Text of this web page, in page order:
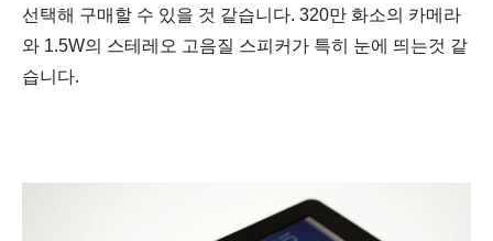
선택해 구매할 수 있을 것 같습니다. 320만 화소의 카메라
와 1.5W의 스테레오 고음질 스피커가 특히 눈에 띄는것 같
습니다.